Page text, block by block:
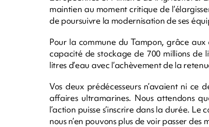
maintien au moment critique de
de poursuivre la modernisation de ses
Pour la commune du Tampon, grâce aux
capacité de stockage de 700 millions de
litres d’eau avec l’achèvement de la
Vos deux prédécesseurs n’avaient ni ce
affaires ultramarines. Nous attendons
l’action puisse s’inscrire dans la durée.
nous n’en pouvons plus de voir passer des